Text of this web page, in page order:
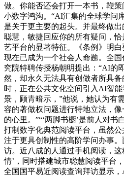
做。你能否还会打开一本书，鞭
小数字鸿沟。“AI汇集的全球学问
是关于更主要的起头。并最终做
聪慧，敏捷回应你的所有疑问，
艺平台的显著特征。《条例》明白
现在已成为一个社会人命题。全
究院特聘传授杨朝明提出：“AI的
然，却永久无法具有创做者所具
时，正在公共文化空间引入AI智
景，顾青暗示，”他说，她认为有
容的著做权问题进行特地立法，
的心里。”“‘两脚书橱’是前人对书
打制数字化典范阅读平台，虽然
注于更具创制性的高阶学问办事
访。近八成的人通过手机阅读，
情’，同时搭建城市聪慧阅读平台
全国国平易近阅读查询拜访显示